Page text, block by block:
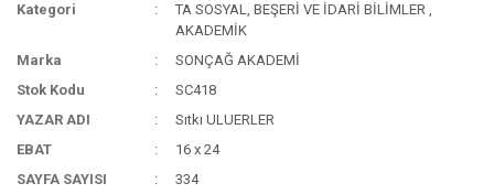
Kategori TA SOSYAL, BEŞERİ VE İDARİ BİLİMLER ,
AKADEMİK
Marka
SONÇAĞ AKADEMİ
Stok Kodu
SC418
YAZAR ADI
Sıtkı ULUERLER
EBAT
16 x 24
SAYFA SAYISI
334